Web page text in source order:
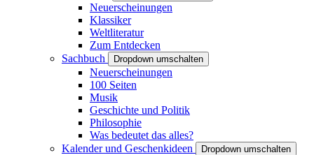
Neuerscheinungen
Klassiker
Weltliteratur
Zum Entdecken
Sachbuch
Dropdown umschalten
Neuerscheinungen
100 Seiten
Musik
Geschichte und Politik
Philosophie
Was bedeutet das alles?
Kalender und Geschenkideen
Dropdown umschalten